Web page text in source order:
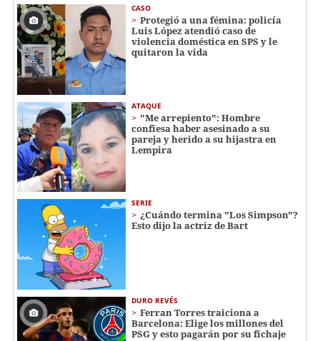
CASO
Protegió a una fémina: policía
Luis López atendió caso de
violencia doméstica en SPS y le
quitaron la vida
ATAQUE
"Me arrepiento": Hombre
confiesa haber asesinado a su
pareja y herido a su hijastra en
Lempira
SERIE
¿Cuándo termina "Los Simpson"?
Esto dijo la actriz de Bart
DURO REVÉS
Ferran Torres traiciona a
Barcelona: Elige los millones del
PSG y esto pagarán por su fichaje